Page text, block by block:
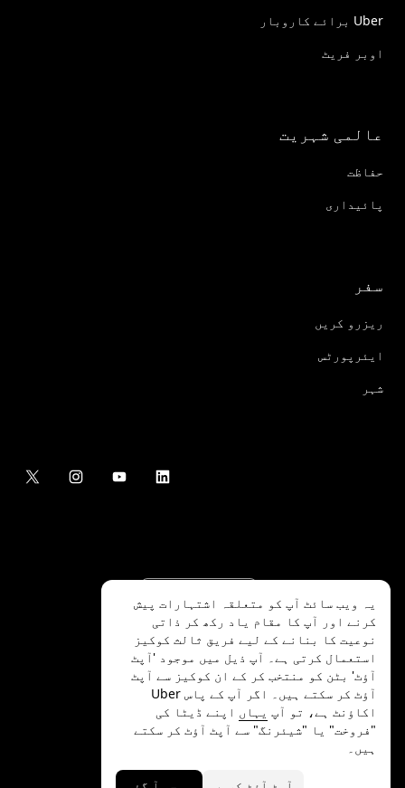
Uber برائے کاروبار
اوبر فریٹ
عالمی شہریت
حفاظت
پائیداری
سفر
ریزرو کریں
ایئرپورٹس
شہر
©
2026
.Uber Technologies Inc
شرائط
یہ ویب سائٹ آپ کو متعلقہ اشتہارات پیش
کرنے اور آپ کا مقام یاد رکھ کر ذاتی
نوعیت کا بنانے کے لیے فریق ثالث کوکیز
استعمال کرتی ہے۔ آپ ذیل میں موجود 'آپٹ
آؤٹ' بٹن کو منتخب کر کے ان کوکیز سے آپٹ
آؤٹ کر سکتے ہیں۔ اگر آپ کے پاس Uber
اکاؤنٹ ہے، تو آپ یہاں اپنے ڈیٹا کی
"فروخت" یا "شیئرنگ" سے آپٹ آؤٹ کر سکتے
ہیں۔